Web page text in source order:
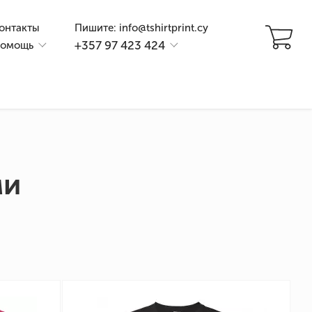
Пишите: info@tshirtprint.cy
+357 97 423 424